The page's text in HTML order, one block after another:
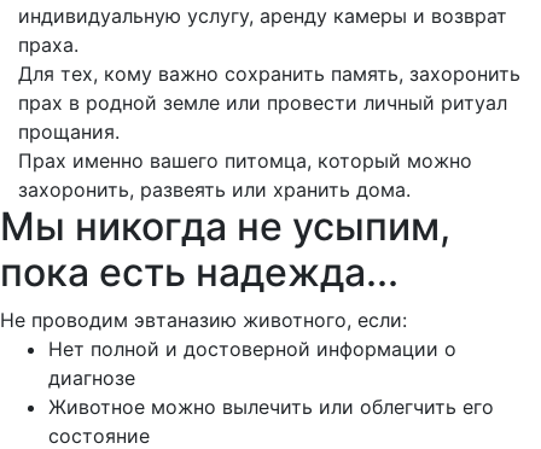
индивидуальную услугу, аренду камеры и возврат
праха.
Для тех, кому важно сохранить память, захоронить
прах в родной земле или провести личный ритуал
прощания.
Прах именно вашего питомца, который можно
захоронить, развеять или хранить дома.
Мы никогда не усыпим,
пока есть надежда...
Не проводим эвтаназию животного, если:
Нет полной и достоверной информации о
диагнозе
Животное можно вылечить или облегчить его
состояние